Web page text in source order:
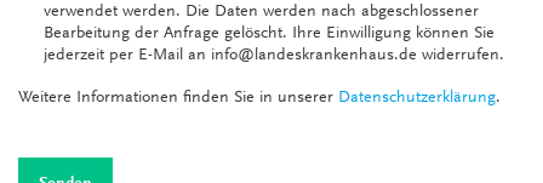
verwendet werden. Die Daten werden nach abgeschlossener
Bearbeitung der Anfrage gelöscht. Ihre Einwilligung können Sie
jederzeit per E-Mail an info@landeskrankenhaus.de widerrufen.
Weitere Informationen finden Sie in unserer Datenschutzerklärung.